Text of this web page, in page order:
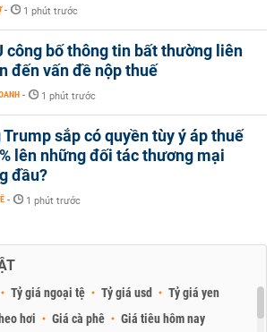
- 1 phút trước
công bố thông tin bất thường liên
đến vấn đề nộp thuế
- 1 phút trước
Trump sắp có quyền tùy ý áp thuế
lên những đối tác thương mại
đầu?
- 1 phút trước
Tỷ giá ngoại tệ Tỷ giá usd
Tỷ giá yen
hơi Giá cà phê
Giá tiêu hôm nay